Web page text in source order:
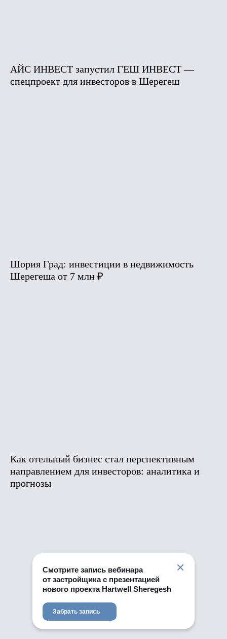
АЙС ИНВЕСТ запустил ГЕШ ИНВЕСТ —
спецпроект для инвесторов в Шерегеш
Шория Град: инвестиции в недвижимость
Шерегеша от 7 млн ₽
Как отельный бизнес стал перспективным
направлением для инвесторов: аналитика и
прогнозы
Смотрите запись вебинара
от застройщика с презентацией
нового проекта Hartwell Sheregesh
Забрать запись